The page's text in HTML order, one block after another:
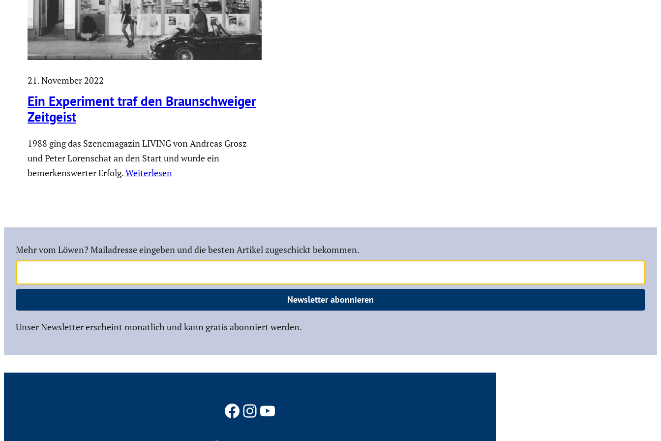
21. November 2022
Ein Experi­ment traf den Braun­schweiger
Zeitgeist
1988 ging das Szenemagazin LIVING von Andreas Grosz
und Peter Lorenschat an den Start und wurde ein
bemerkenswerter Erfolg.Weiterlesen
Mehr vom Löwen? Mailadresse eingeben und die besten Artikel zugeschickt bekommen.
Newsletter abonnieren
Unser Newsletter erscheint monatlich und kann gratis abonniert werden.
Facebook
Instagram
YouTube